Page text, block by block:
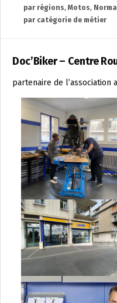
par régions, Motos,
par catégorie de métier
Doc’Biker – Centre
partenaire de l’association